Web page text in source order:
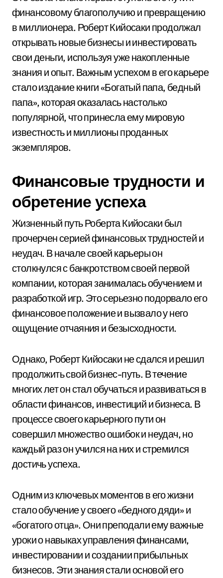
финансовому благополучию и превращению
в миллионера. Роберт Кийосаки продолжал
открывать новые бизнесы и инвестировать
свои деньги, используя уже накопленные
знания и опыт. Важным успехом в его карьере
стало издание книги «Богатый папа, бедный
папа», которая оказалась настолько
популярной, что принесла ему мировую
известность и миллионы проданных
экземпляров.
Финансовые трудности и
обретение успеха
Жизненный путь Роберта Кийосаки был
прочерчен серией финансовых трудностей и
неудач. В начале своей карьеры он
столкнулся с банкротством своей первой
компании, которая занималась обучением и
разработкой игр. Это серьезно подорвало его
финансовое положение и вызвало у него
ощущение отчаяния и безысходности.
Однако, Роберт Кийосаки не сдался и решил
продолжить свой бизнес-путь. В течение
многих лет он стал обучаться и развиваться в
области финансов, инвестиций и бизнеса. В
процессе своего карьерного пути он
совершил множество ошибок и неудач, но
каждый раз он учился на них и стремился
достичь успеха.
Одним из ключевых моментов в его жизни
стало обучение у своего «бедного дяди» и
«богатого отца». Они преподали ему важные
уроки о навыках управления финансами,
инвестировании и создании прибыльных
бизнесов. Эти знания стали основой его